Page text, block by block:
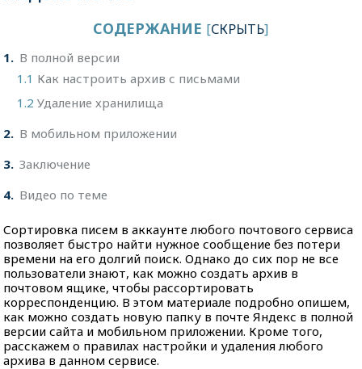
СОДЕРЖАНИЕ [СКРЫТЬ]
1
В полной версии
1.1 Как настроить архив с письмами
1.2 Удаление хранилища
2 В мобильном приложении
3 Заключение
4 Видео по теме
Сортировка писем в аккаунте любого почтового сервиса
позволяет быстро найти нужное сообщение без потери
времени на его долгий поиск. Однако до сих пор не все
пользователи знают, как можно создать архив в
почтовом ящике, чтобы рассортировать
корреспонденцию. В этом материале подробно опишем,
как можно создать новую папку в почте Яндекс в полной
версии сайта и мобильном приложении. Кроме того,
расскажем о правилах настройки и удаления любого
архива в данном сервисе.